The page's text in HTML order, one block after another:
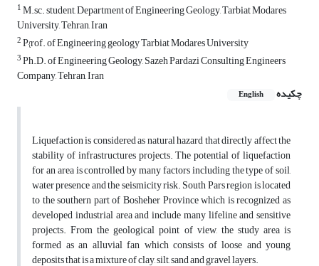
1M.sc. student, Department of Engineering Geology, Tarbiat Modares
University, Tehran, Iran
2P{rof. of Engineering geology Tarbiat Modares University
3Ph.D. of Engineering Geology, Sazeh Pardazi Consulting Engineers
Company, Tehran, Iran
چکیده
English
Liquefaction is considered as natural hazard that directly affect the
stability of infrastructures projects. The potential of liquefaction
for an area is controlled by many factors including the type of soil,
water presence and the seismicity risk. South Pars region is located
to the southern part of Bosheher Province which is recognized as
developed industrial area and include many lifeline and sensitive
projects. From the geological point of view, the study area is
formed as an alluvial fan which consists of loose and young
deposits that is a mixture of clay, silt, sand and gravel layers.